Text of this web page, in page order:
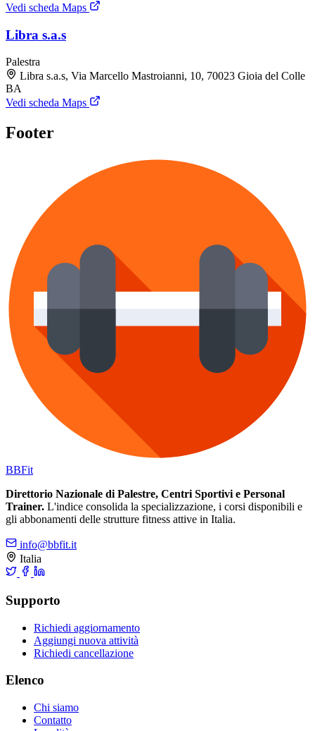
Vedi scheda Maps
Libra s.a.s
Palestra
Libra s.a.s, Via Marcello Mastroianni, 10, 70023 Gioia del Colle
BA
Vedi scheda Maps
Footer
BBFit
Direttorio Nazionale di Palestre, Centri Sportivi e Personal
Trainer. L'indice consolida la specializzazione, i corsi disponibili e
gli abbonamenti delle strutture fitness attive in Italia.
info@bbfit.it
Italia
Supporto
Richiedi aggiornamento
Aggiungi nuova attività
Richiedi cancellazione
Elenco
Chi siamo
Contatto